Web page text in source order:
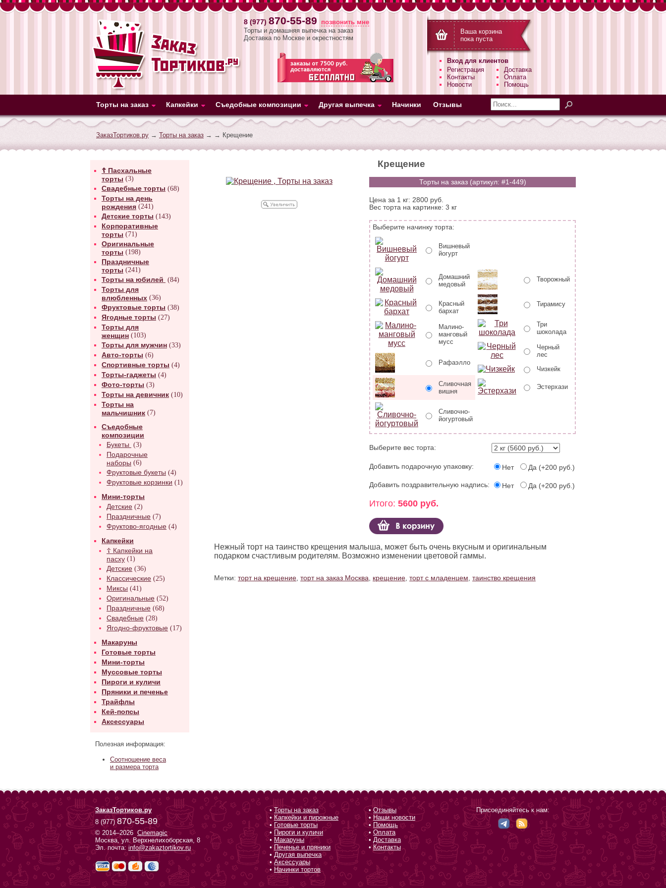
8 (977) 870-55-89
позвонить мне
Торты и домашняя выпечка на заказ
Доставка по Москве и окрестностям
Ваша корзина
пока пуста
Вход для клиентов
Регистрация
Контакты
Новости
Доставка
Оплата
Помощь
Торты на заказ Капкейки Съедобные композиции Другая выпечка Начинки Отзывы
ЗаказТортиков.ру → Торты на заказ → → Крещение
☦ Пасхальные
торты (3)
Свадебные торты (68)
Торты на день
рождения (241)
Детские торты (143)
Корпоративные
торты (71)
Оригинальные
торты (198)
Праздничные
торты (241)
Торты на юбилей (84)
Торты для
влюбленных (36)
Фруктовые торты (38)
Ягодные торты (27)
Торты для
женщин (103)
Торты для мужчин (33)
Авто-торты (6)
Спортивные торты (4)
Торты-гаджеты (4)
Фото-торты (3)
Торты на девичник (10)
Торты на
мальчишник (7)
Съедобные
композиции
Букеты (3)
Подарочные
наборы (6)
Фруктовые букеты (4)
Фруктовые корзинки (1)
Мини-торты
Детские (2)
Праздничные (7)
Фруктово-ягодные (4)
Капкейки
☦ Капкейки на
пасху (1)
Детские (36)
Классические (25)
Миксы (41)
Оригинальные (52)
Праздничные (68)
Свадебные (28)
Ягодно-фруктовые (17)
Макаруны
Готовые торты
Мини-торты
Муссовые торты
Пироги и куличи
Пряники и печенье
Трайфлы
Кей-попсы
Аксессуары
Полезная информация:
Соотношение веса
и размера торта
Крещение
Торты на заказ (артикул: #1-449)
Цена за 1 кг: 2800 руб.
Вес торта на картинке: 3 кг
Выберите начинку торта:
Вишневый
йогурт
Домашний
медовый
Красный
бархат
Малино-
манговый
мусс
Рафаэлло
Сливочная
вишня
Сливочно-
йогуртовый
Творожный
Тирамису
Три
шоколада
Черный
лес
Чизкейк
Эстерхази
Выберите вес торта:
Добавить подарочную упаковку: Нет Да (+200 руб.)
Добавить поздравительную надпись: Нет Да (+200 руб.)
Итого: 5600 руб.
Нежный торт на таинство крещения малыша, может быть очень вкусным и оригинальным
подарком счастливым родителям. Возможно изменении цветовой гаммы.
Метки: торт на крещение, торт на заказ Москва, крещение, торт с младенцем, таинство крещения
ЗаказТортиков.ру
8 (977)870-55-89
© 2014–2026 Cinemagic
Москва, ул. Верхнелихоборская, 8
Эл. почта: info@zakaztortikov.ru
•Торты на заказ
•Капкейки и пирожные
•Готовые торты
• Пироги и куличи
• Макаруны
•Печенье и пряники
•Другая выпечка
•Аксессуары
• Начинки тортов
•Отзывы
•Наши новости
•Помощь
• Оплата
• Доставка
•Контакты
Присоединяйтесь к нам: